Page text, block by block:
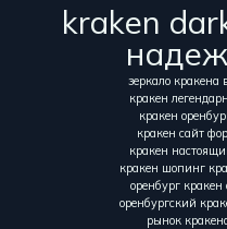
kraken
зеркало кракена
кракен
кракен
кракен сайт
кракен
кракен шопинг
оренбург
оренбургский
рынок